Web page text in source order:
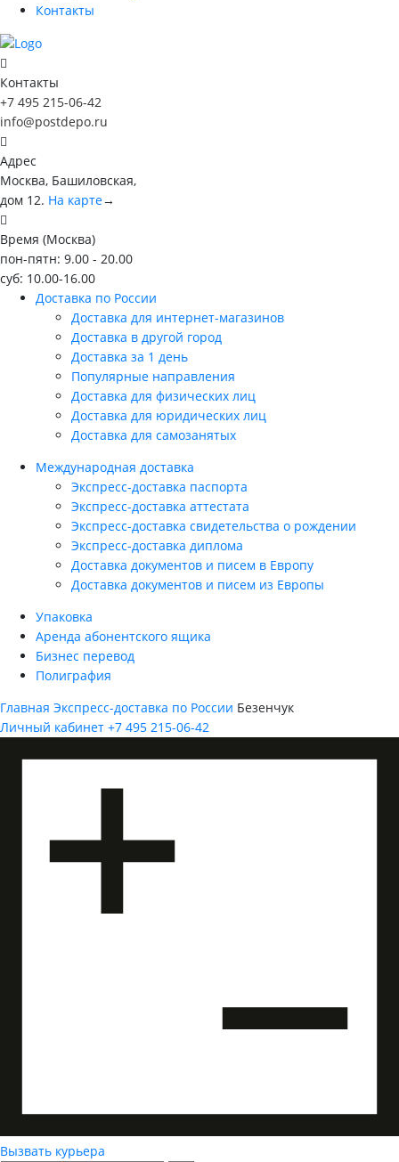
Контакты
Контакты
+7 495 215-06-42
info@postdepo.ru
Адрес
Москва, Башиловская,
дом 12. На карте→
Время (Москва)
пон-пятн: 9.00 - 20.00
суб: 10.00-16.00
Доставка по России
Доставка для интернет-магазинов
Доставка в другой город
Доставка за 1 день
Популярные направления
Доставка для физических лиц
Доставка для юридических лиц
Доставка для самозанятых
Международная доставка
Экспресс-доставка паспорта
Экспресс-доставка аттестата
Экспресс-доставка свидетельства о рождении
Экспресс-доставка диплома
Доставка документов и писем в Европу
Доставка документов и писем из Европы
Упаковка
Аренда абонентского ящика
Бизнес перевод
Полиграфия
Главная Экспресс-доставка по России Безенчук
Личный кабинет +7 495 215-06-42
Вызвать курьера